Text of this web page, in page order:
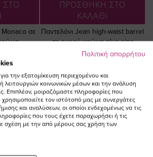
σε
ΠΡΟΣΘΗΚΗ ΣΤΟ
ΚΑΛΑΘΙ
Παντελόνι Jean high-waist barrel
σε εκρού χρώμα plus size
60,00 €
Πολιτική απορρήτου
την εξατομίκευση περιεχομένου και
λειτουργιών κοινωνικών μέσων και την ανάλυση
Επιπλέον, μοιραζόμαστε πληροφορίες που
τον ιστότοπό μας με συνεργάτες
και αναλύσεων, οι οποίοι ενδεχομένως να τις
που τους έχετε παραχωρήσει ή τις
σχέση με την από μέρους σας χρήση των